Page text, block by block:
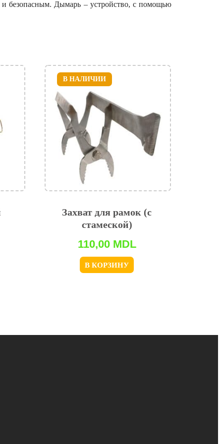
безопасным. Дымарь – устройство, с помощью
Захват для рамок (с
стамеской)
110,00 MDL
В КОРЗИНУ
В НАЛИЧИИ